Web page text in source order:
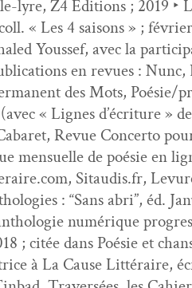
lyre, Z4 Edi­tions ; 2019
« Les 4 saisons » ;
Youssef, avec la
en revues :
des Mots,
« Lignes d’écriture »
Revue Con­cer­to
men­su­elle de poésie en
Sitaudis.fr,
: “Sans abri”, éd.
numérique
; citée dans Poésie et
à La Cause Lit­téraire,